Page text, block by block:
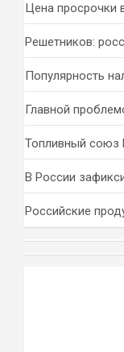
Цена просрочки
Решетников:
Популярность
Главной
Топливный союз
В России
Российские